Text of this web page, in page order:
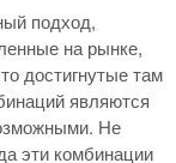
подход,
на рынке,
достигнутые там
являются
Не
эти комбинации